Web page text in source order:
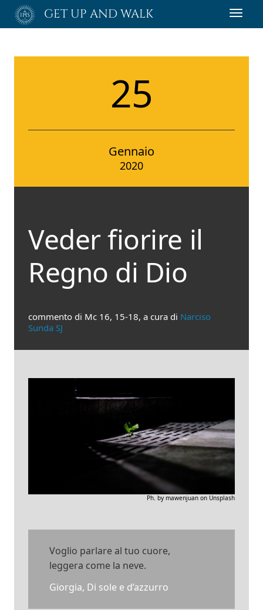
Passa
GET UP AND WALK
25
Gennaio
2020
Veder fiorire il
Regno di Dio
commento di Mc 16, 15-18, a cura di Narciso
Sunda SJ
Ph. by mawenjuan on Unsplash
Voglio parlare al tuo cuore,
leggera come la neve.
Giorgia, Di sole e d’azzurro